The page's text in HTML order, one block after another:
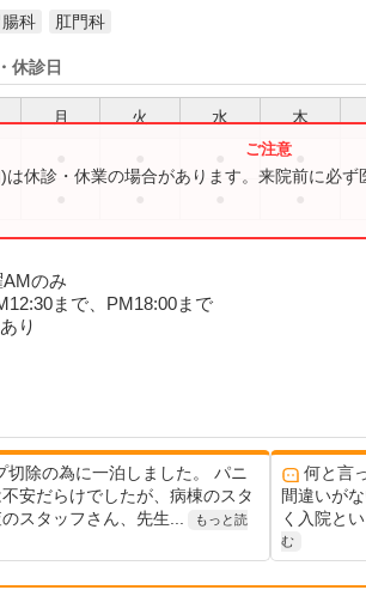
腸科 肛門科
休診日
月 火 水 木
は休診・休業の場合があります。来院前に必ず
AMのみ
まで、PM18:00まで
り
切除の為に一泊しました。 パニ
安だらけでしたが、病棟のスタ
スタッフさん、先生...
もっと読
何と言
間違いが
く入院と
む